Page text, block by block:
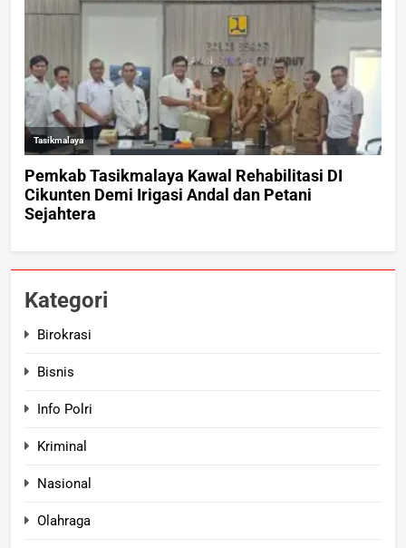
Kategori
Birokrasi
Bisnis
Info Polri
Kriminal
Nasional
Olahraga